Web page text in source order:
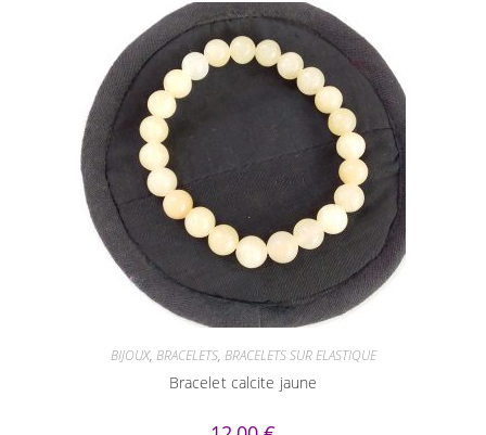
BIJOUX, BRACELETS, BRACELETS SUR ELASTIQUE
Bracelet calcite jaune